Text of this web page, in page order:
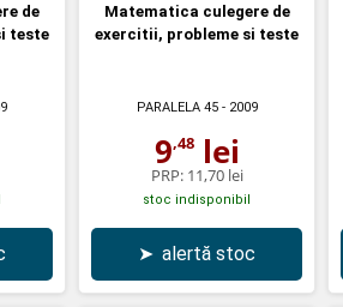
de
teste
Matematica culegere de
exercitii, probleme si teste
PARALELA 45- 2009
9,48lei
PRP: 11,70 lei
stoc indisponibil
➤ alertă stoc